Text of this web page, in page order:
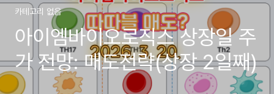
카테고리 없음
아이엠바이오로직스 상장일 주
가 전망: 매도전략(상장 2일째)